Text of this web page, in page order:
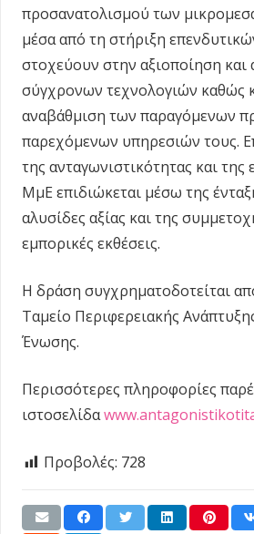
προσανατολισμού των
μέσα από τη στήριξη
στοχεύουν στην αξιοποίηση και
σύγχρονων τεχνολογιών καθώς
αναβάθμιση των παραγόμενων
παρεχόμενων υπηρεσιών τους.
της ανταγωνιστικότητας και
ΜμΕ επιδιώκεται μέσω της
αλυσίδες αξίας και της
εμπορικές εκθέσεις.
Η δράση συγχρηματοδοτείται
Ταμείο Περιφερειακής
Ένωσης.
Περισσότερες πληροφορίες
ιστοσελίδα
Προβολές: 728